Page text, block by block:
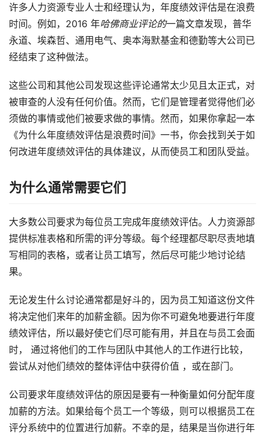
许多人力资源专业人士和经理认为，年度绩效评估是在浪费
时间。例如，2016 年哈佛商业评论的一篇文章发现，普华
永道、埃森哲、通用电气、奥本海默基金和德勤等大公司已
经结束了这种做法。
这些公司和其他公司发现这些评论通常太少见且太正式，对
被审查的人没有任何价值。然而，它们是管理者觉得他们必
须做的事情或他们被要求做的事情。然而，如果你拿起一本
《为什么年度绩效评估是浪费时间》一书，你会找到关于如
何改进年度绩效评估的具体建议，从而使员工和团队受益。
为什么通常需要它们
大多数公司要求为每位员工完成年度绩效评估。人力资源部
提供标准表格和所需的评分等级。每个经理都尽职尽责地填
写相同的表格，或者让员工填写，然后尽可能少地讨论结
果。
无论发生什么讨论通常都是好斗的，因为员工知道这份文件
将决定他们来年的加薪金额。因为你不可避免地要进行年度
绩效评估，所以最好使它们尽可能有用，并且在与员工会面
时， 通过将他们的工作与团队中其他人的工作进行比较，
尝试从对他们绩效的整体评估中获得价值 ，或在部门。
公司要求年度绩效评估的原因是要有一种衡量如何分配年度
加薪的方法。如果给每个员工一个等级，则可以根据员工在
评分系统中的位置进行加薪。不幸的是，结果是当你进行年